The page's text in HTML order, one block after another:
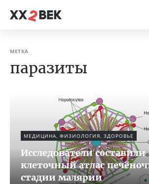
МЕТКА
паразиты
МЕДИЦИНА, ФИЗИОЛОГИЯ, ЗДОРОВЬЕ
Исследователи составили
клеточный атлас
стадии малярии